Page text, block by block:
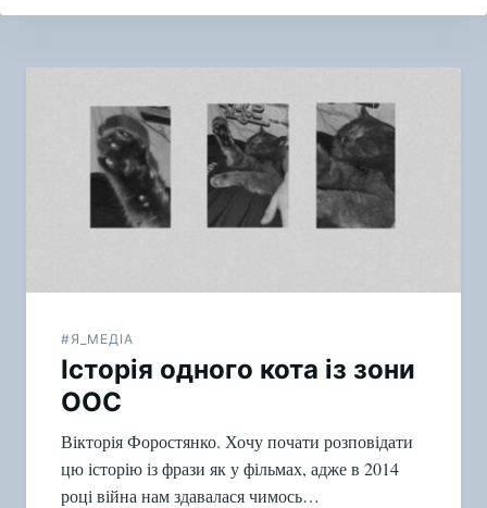
Навигация
записям
#Я_МЕДІА
Історія одного кота із зони
ООС
Вікторія Форостянко. Хочу почати розповідати
цю історію із фрази як у фільмах, адже в 2014
році війна нам здавалася чимось…